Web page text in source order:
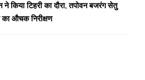
किया टिहरी का दौरा, तपोवन बजरंग सेतु
औचक निरीक्षण